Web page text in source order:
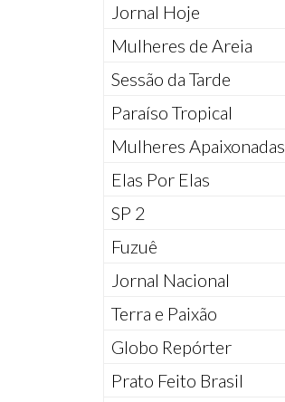
Jornal Hoje
Mulheres de Areia
Sessão da Tarde
Paraíso Tropical
Mulheres Apaixonadas
Elas Por Elas
SP 2
Fuzuê
Jornal Nacional
Terra e Paixão
Globo Repórter
Prato Feito Brasil